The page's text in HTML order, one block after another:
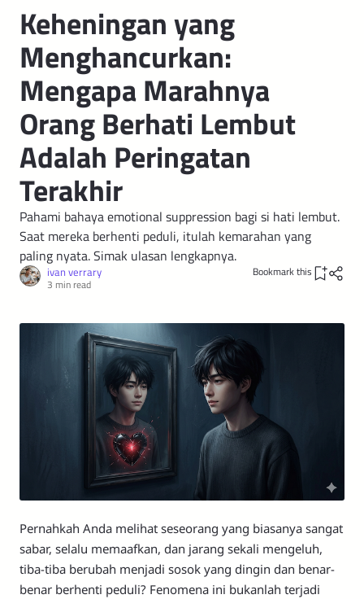
Keheningan yang
Menghancurkan:
Mengapa Marahnya
Orang Berhati Lembut
Adalah Peringatan
Terakhir
Pahami bahaya emotional suppression bagi si hati lembut.
Saat mereka berhenti peduli, itulah kemarahan yang
paling nyata. Simak ulasan lengkapnya.
Pernahkah Anda melihat seseorang yang biasanya sangat
sabar, selalu memaafkan, dan jarang sekali mengeluh,
tiba-tiba berubah menjadi sosok yang dingin dan benar-
benar berhenti peduli? Fenomena ini bukanlah terjadi